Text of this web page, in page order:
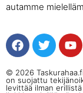
autamme
© 2026
on suojattu
levittää ilman